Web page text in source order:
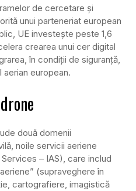
de cercetare şi
unui parteneriat european
UE investeşte peste 1,6
crearea unui cer digital
în condiţii de siguranţă,
european.
două domenii
noile servicii aeriene
– IAS), care includ
(supraveghere în
cartografiere, imagistică